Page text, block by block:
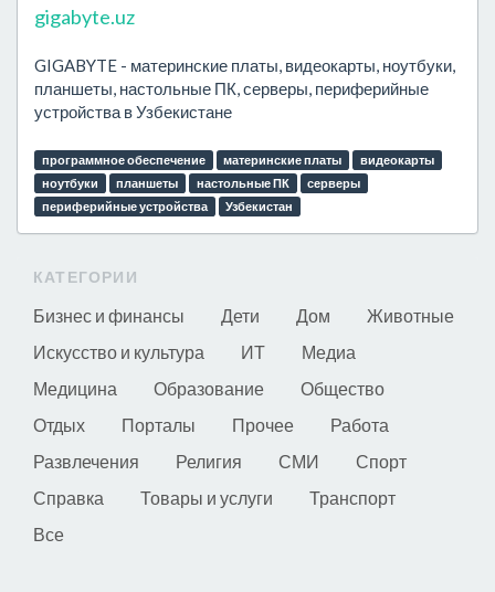
gigabyte.uz
GIGABYTE - материнские платы, видеокарты, ноутбуки,
планшеты, настольные ПК, серверы, периферийные
устройства в Узбекистане
программное обеспечение материнские платы
видеокарты
ноутбуки
планшеты настольные ПК
серверы
периферийные устройства
Узбекистан
КАТЕГОРИИ
Бизнес и финансы Дети Дом
Животные
Искусство и культура
ИТ
Медиа
Медицина
Образование
Общество
Отдых
Порталы Прочее
Работа
Развлечения
Религия СМИ
Спорт
Справка
Товары и услуги
Транспорт
Все